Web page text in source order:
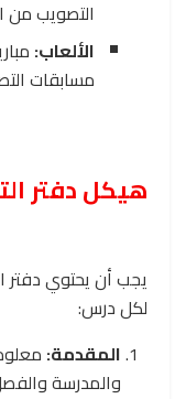
التصويب من
الألعاب:
مسابقات
هيكل دفتر
يجب أن يحتوي دفتر
لكل درس:
المقدمة:
والمدرسة